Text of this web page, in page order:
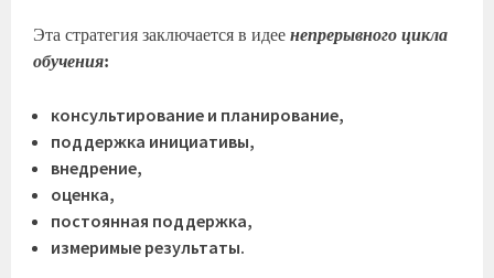
Эта стратегия заключается в идеенепрерывного цикла
обучения:
консультирование и планирование,
поддержка инициативы,
внедрение,
оценка,
постоянная поддержка,
измеримые результаты.